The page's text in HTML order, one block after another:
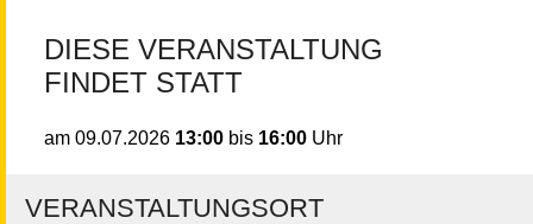
DIESE VERANSTALTUNG
FINDET STATT
am09.07.2026 13:00 bis 16:00 Uhr
VERANSTALTUNGSORT